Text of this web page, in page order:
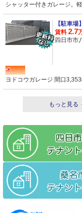
シャッター付きガレージ。
【駐車場】
賃料 2.7
四日市市
ヨドコウガレージ 間口
もっと見る